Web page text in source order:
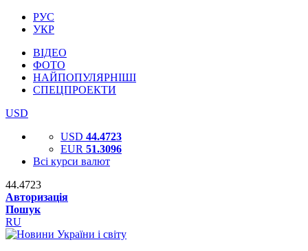
РУС
УКР
ВІДЕО
ФОТО
НАЙПОПУЛЯРНІШІ
СПЕЦПРОЕКТИ
USD
USD 44.4723
EUR 51.3096
Всі курси валют
44.4723
Авторизація
Пошук
RU